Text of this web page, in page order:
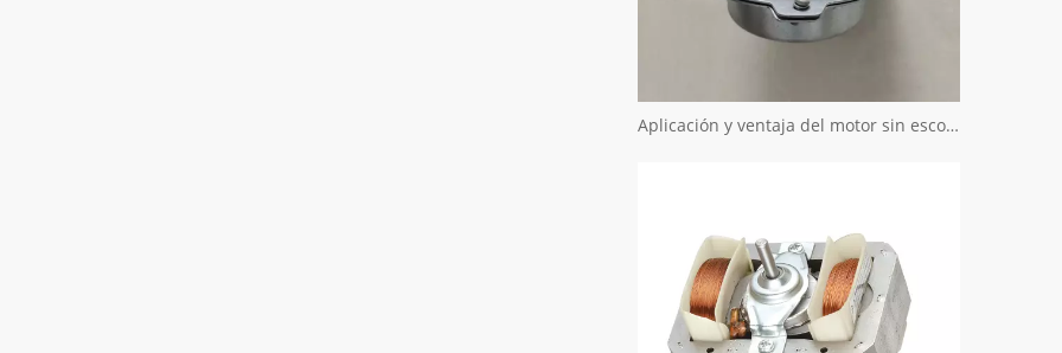
Aplicación y ventaja del motor sin escobillas